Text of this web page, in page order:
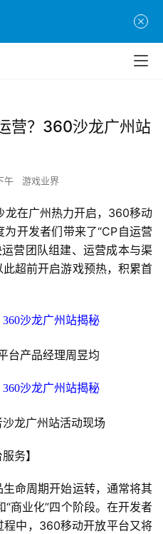
营？360沙龙广州站
午 游戏业界
在广州热力开启，360移动
开发者们带来了“CP自运营
营团队组建、运营成本与渠
超前开启游戏预热，积累首
产品经理周昱均
龙广州站活动现场
务】
命周期开始运转，通常将其
“商业化”四个阶段。在开发者
程中，360移动开放平台又将